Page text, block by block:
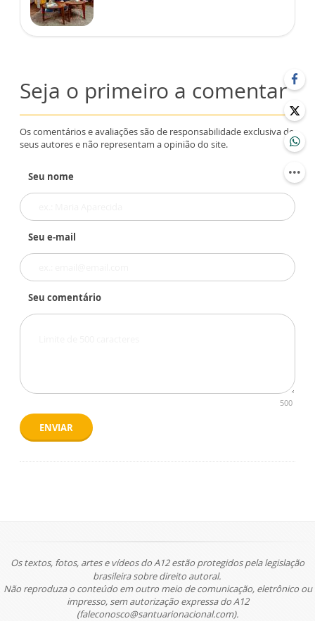
Seja o primeiro a comentar
Os comentários e avaliações são de responsabilidade exclusiva de
seus autores e não representam a opinião do site.
Seu nome
Seu e-mail
Seu comentário
500
ENVIAR
Os textos, fotos, artes e vídeos do A12 estão protegidos pela legislação
brasileira sobre direito autoral.
Não reproduza o conteúdo em outro meio de comunicação, eletrônico ou
impresso, sem autorização expressa do A12
(faleconosco@santuarionacional.com).